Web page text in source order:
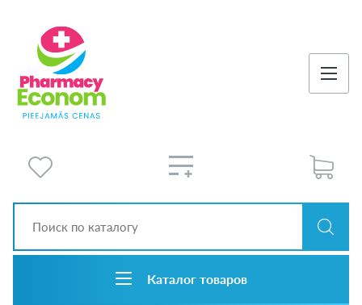
Каталог товаров